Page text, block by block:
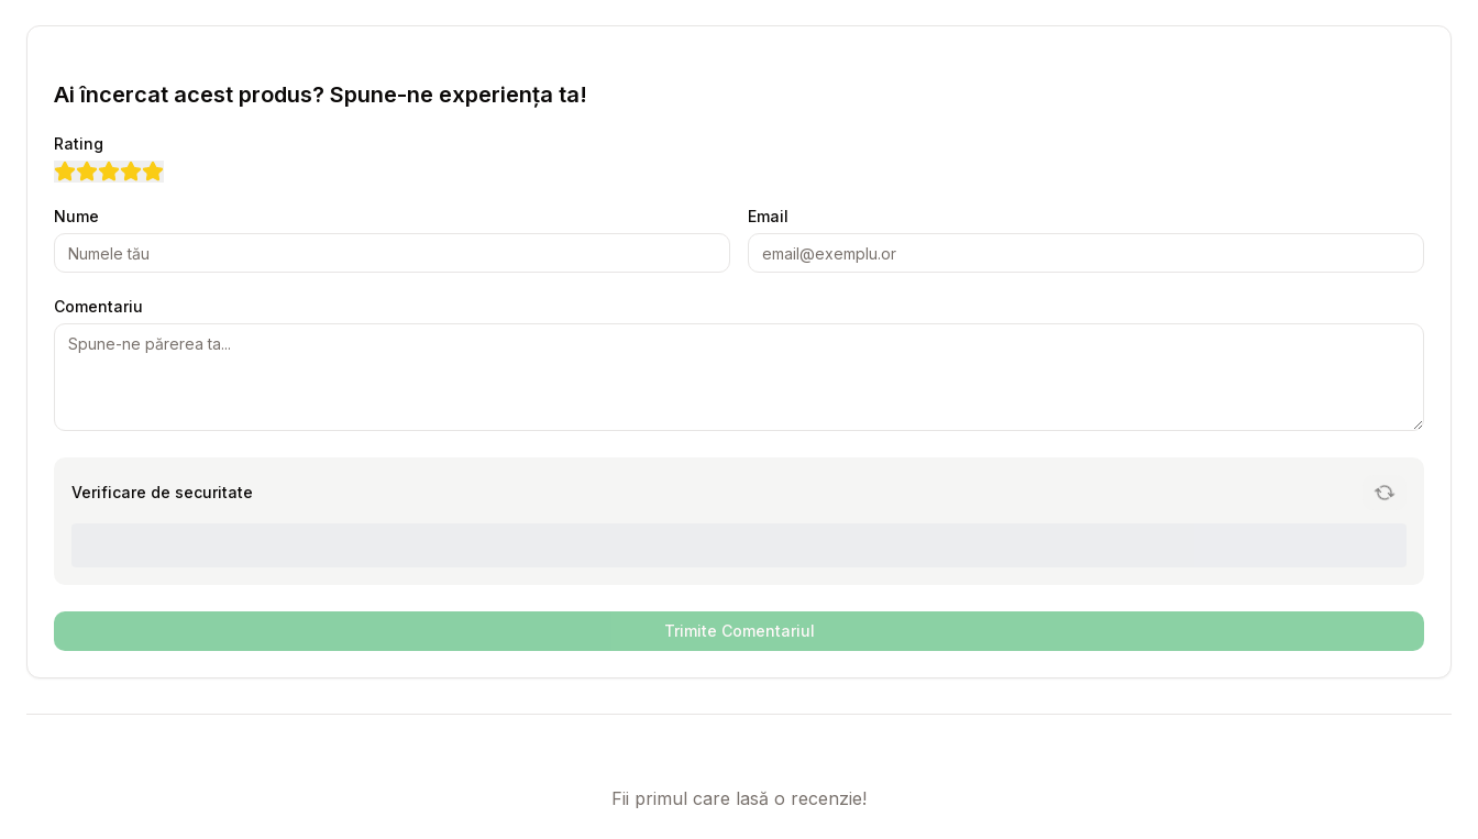
Ai încercat acest produs? Spune-ne experiența ta!
Rating
Nume Email
Comentariu
Verificare de securitate
Trimite Comentariul
Fii primul care lasă o recenzie!